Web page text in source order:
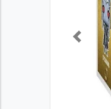
Previous